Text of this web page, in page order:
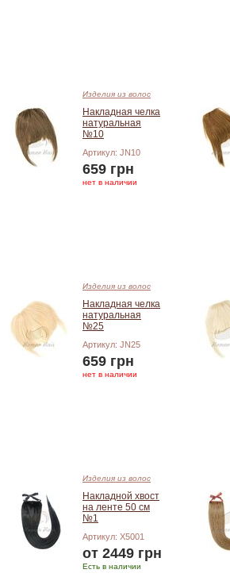
Изделия из волос
Накладная челка
натуральная
№10
Артикул: JN10
659 грн
нет в наличии
Изделия из волос
Накладная челка
натуральная
№25
Артикул: JN25
659 грн
нет в наличии
Изделия из волос
Накладной хвост
на ленте 50 см
№1
Артикул: X5001
от 2449 грн
Есть в наличии